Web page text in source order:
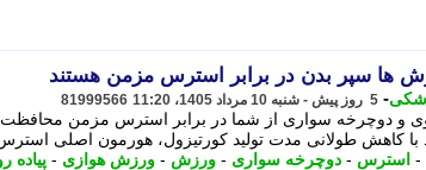
ها سپر بدن در برابر استرس مزمن هستند
- 5 روز پیش - شنبه 10 مرداد 1405، 11:20 81999566
روی و دوچرخه سواری از شما در برابر استرس مزمن
با کاهش طولانی مدت تولید کورتیزول، هورمون اصلی
- استرس - دوچرخه سواری - ورزش - ورزش هوازی - پیاده